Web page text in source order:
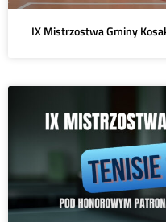
IX Mistrzostwa Gminy